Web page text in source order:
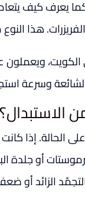
يعرف كيف
هذا
الكويت،
وسرعة
الاستبدال؟
على الحالة. إذا
أو جلدة
الزائد أو